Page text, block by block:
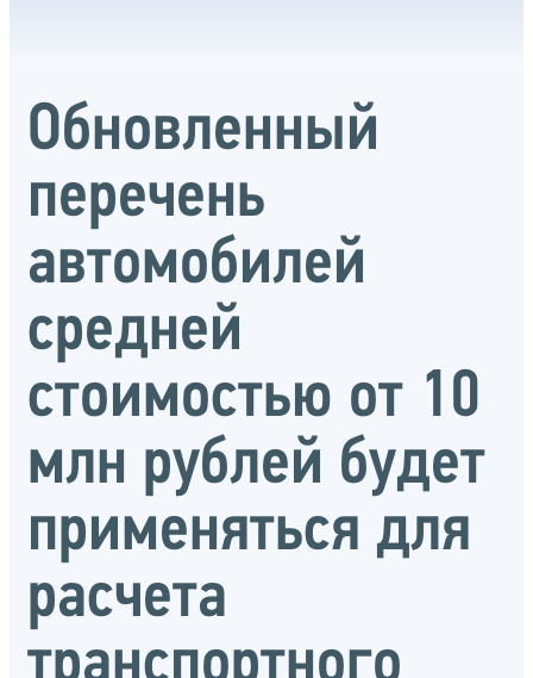
Обновленный
перечень
автомобилей
средней
стоимостью от 10
млн рублей будет
применяться для
расчета